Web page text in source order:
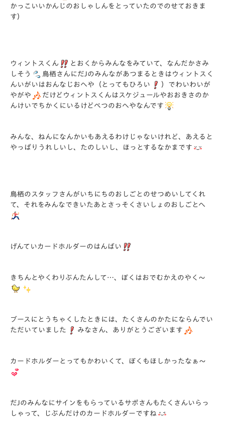
かっこいいかんじのおしゃしんをとっていたのでのせておきま
す）
ウィントスくん
とおくからみんなをみていて、なんだかさみ
しそう
鳥栖さんにだJのみんながあつまるときはウィントスく
んいがいはおんなじおへや（とってもひろい
）でわいわいが
やがや
だけどウィントスくんはスケジュールやおおきさのか
んけいでちかくにいるけどべつのおへやなんです
みんな、ねんになんかいもあえるわけじゃないけれど、あえると
やっぱりうれしいし、たのしいし、ほっとするなかまです
鳥栖のスタッフさんがいちにちのおしごとのせつめいしてくれ
て、それをみんなできいたあとさっそくさいしょのおしごとへ
げんていカードホルダーのはんばい
きちんとやくわりぶんたんして…、ぼくはおでむかえのやく～
ブースにとうちゃくしたときには、たくさんのかたにならんでい
ただいていました
みなさん、ありがとうございます
カードホルダーとってもかわいくて、ぼくもほしかったなぁ～
だJのみんなにサインをもらっているサポさんもたくさんいらっ
しゃって、じぶんだけのカードホルダーですね